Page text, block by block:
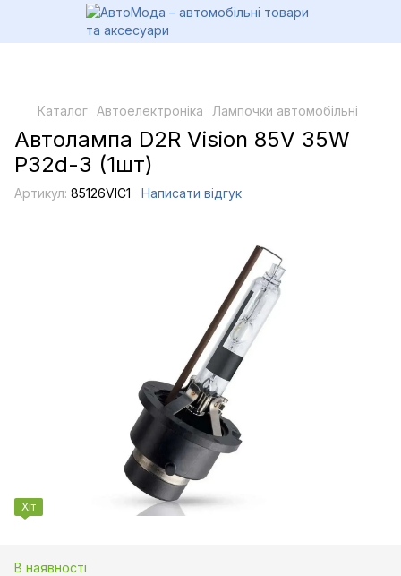
Каталог Автоелектроніка Лампочки автомобільні
Автолампа D2R Vision 85V 35W
P32d-3 (1шт)
Артикул: 85126VIC1 Написати відгук
Хіт
В наявності